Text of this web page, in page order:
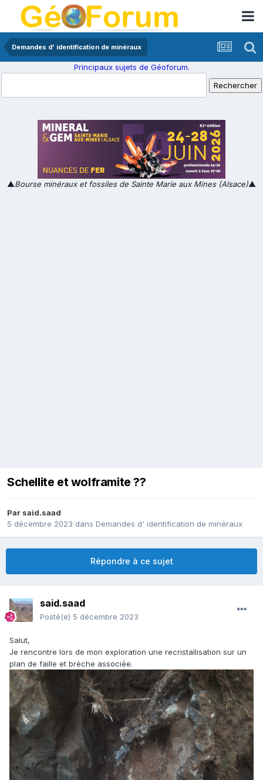
Demandes d' identification de minéraux
Principaux sujets de Géoforum.
▲Bourse minéraux et fossiles de Sainte Marie aux Mines (Alsace)▲
Schellite et wolframite ??
Par said.saad
5 décembre 2023 dans Demandes d' identification de minéraux
Répondre à ce sujet
said.saad
Posté(e) 5 décembre 2023
Salut,
Je rencontre lors de mon exploration une recristallisation sur un
plan de faille et brèche associée.